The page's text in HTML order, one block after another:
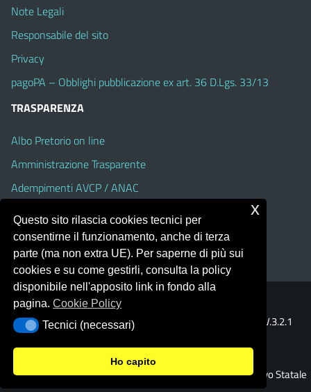
Note Legali
Responsabile del sito
Privacy
pagoPA – Obblighi pubblicazione ex art. 36 D.Lgs. 33/13
TRASPARENZA
Albo Pretorio on line
Amministrazione Trasparente
Adempimenti AVCP / ANAC
Accesso Civico
Dichiarazione di accessibilità
Portale realizzato con la piattaforma
Template Italia configurato sul tema accessibile
V.3.2.1
(Alioth)
© 2026 Istituto Comprensivo Statale
Questo sito rilascia cookies tecnici per
consentirne il funzionamento, anche di terza
parte (ma non extra UE). Per saperne di più sui
cookies e su come gestirli, consulta la policy
disponibile nell'apposito link in fondo alla
pagina.Cookie Policy
Tecnici (necessari)
Tecnici (necessari)
Ho capito
x